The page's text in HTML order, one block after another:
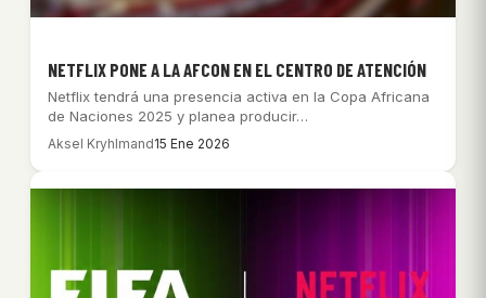
NETFLIX PONE A LA AFCON EN EL CENTRO DE ATENCIÓN
Netflix tendrá una presencia activa en la Copa Africana
de Naciones 2025 y planea producir…
Aksel Kryhlmand15 Ene 2026